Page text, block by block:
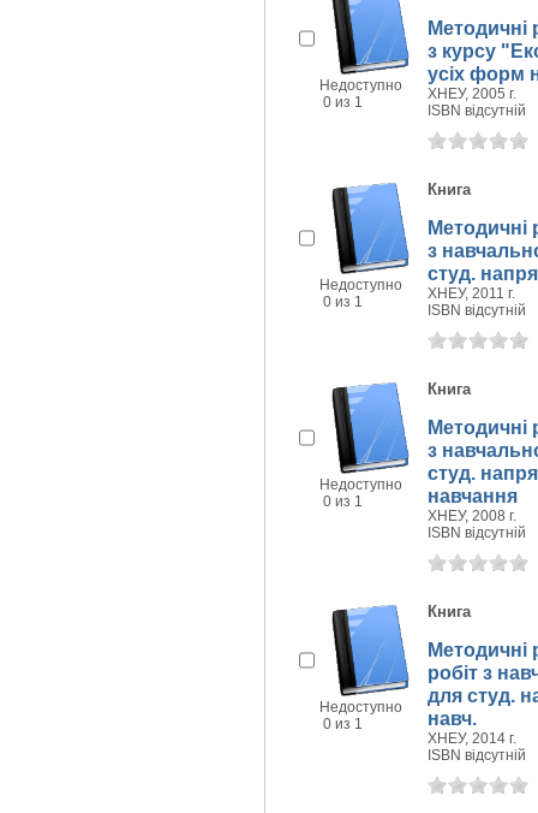
Недоступно
0 из 1
Методичні
з курсу
усіх форм
ХНЕУ, 2005 г.
ISBN відсутній
Недоступно
0 из 1
Книга
Методичні
з
студ.
ХНЕУ, 2011 г.
ISBN відсутній
Недоступно
0 из 1
Книга
Методичні
з
студ.
навчання
ХНЕУ, 2008 г.
ISBN відсутній
Недоступно
0 из 1
Книга
Методичні
робіт з
для студ.
навч.
ХНЕУ, 2014 г.
ISBN відсутній